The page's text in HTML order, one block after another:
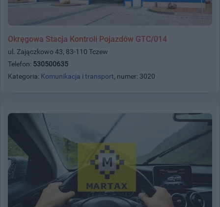
Okręgowa Stacja Kontroli Pojazdów GTC/014
ul. Zajączkowo 43, 83-110 Tczew
Telefon: 530500635
Kategoria: Komunikacja i transport, numer: 3020